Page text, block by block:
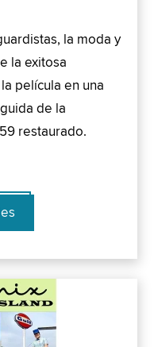
la moda y
la exitosa
película en una
de la
restaurado.